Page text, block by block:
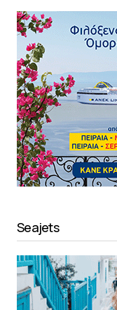
Seajets